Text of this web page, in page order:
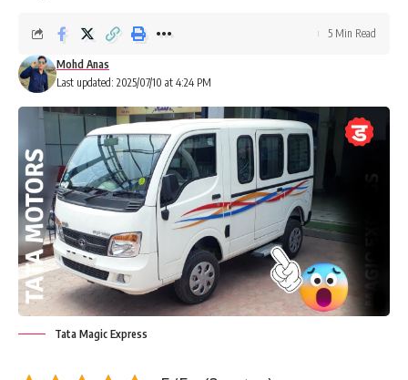
Last updated: 2025/07/10 at 4:24 PM
Mohd Anas
5 Min Read
Tata Magic Express